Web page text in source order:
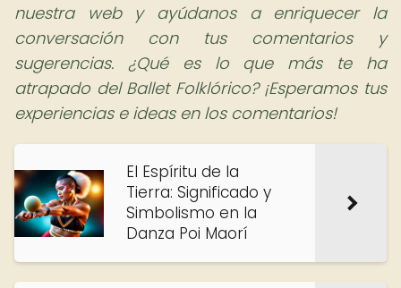
nuestra web y ayúdanos a enriquecer la
conversación con tus comentarios y
sugerencias. ¿Qué es lo que más te ha
atrapado del Ballet Folklórico? ¡Esperamos tus
experiencias e ideas en los comentarios!
El Espíritu de la
Tierra: Significado y
Simbolismo en la
Danza Poi Maorí